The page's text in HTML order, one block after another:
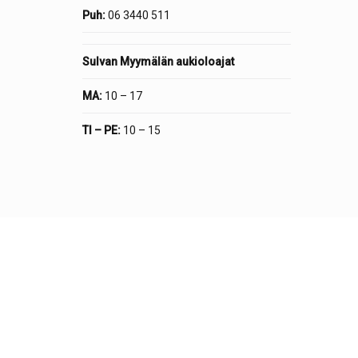
Puh:06 3440 511
Sulvan Myymälän aukioloajat
MA: 10 – 17
TI – PE: 10 – 15